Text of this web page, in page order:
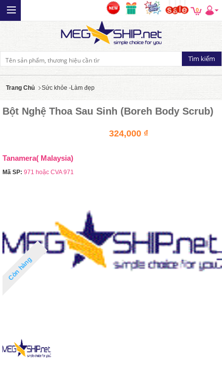
0
Trang Chủ Sức khỏe -Làm đẹp
Bột Nghệ Thoa Sau Sinh (Boreh Body Scrub)
324,000 ₫
Tanamera( Malaysia)
Mã SP: 971 hoặc CVA 971
Còn hàng